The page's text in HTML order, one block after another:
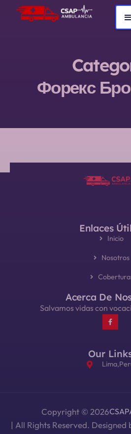
Форекс
Enlaces
Inicio
Nosotros
Acerca De
Salvamos vidas con
Our
Copyright © 2026
| All Rights Reserved. Designed